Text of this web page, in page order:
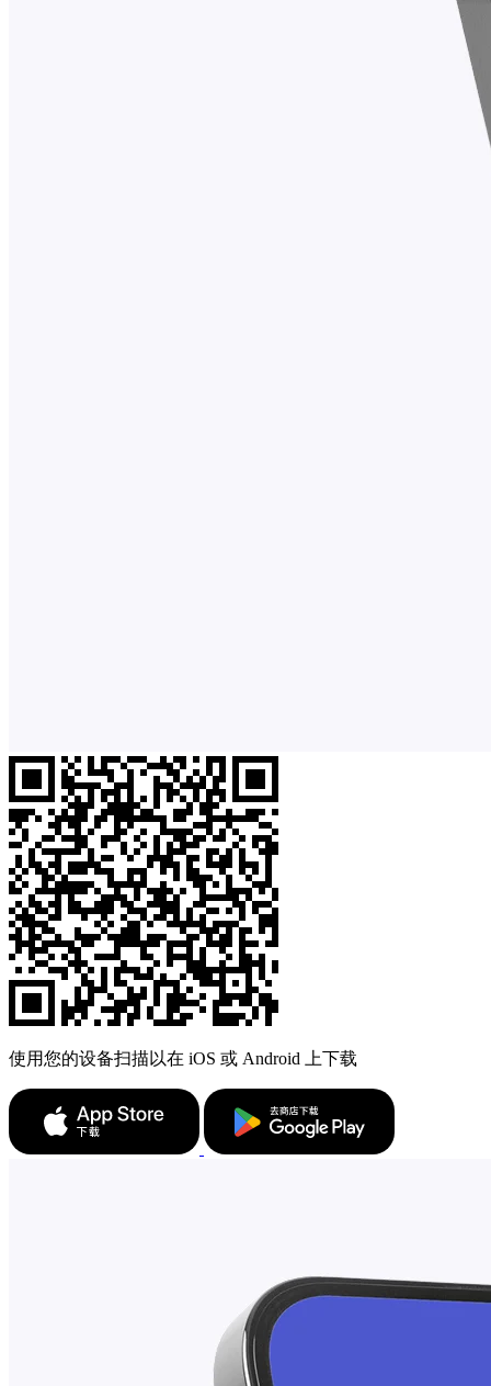
使用您的设备扫描以在 iOS 或 Android 上下载